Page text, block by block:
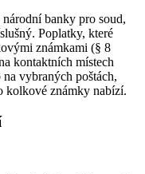
banky pro soud,
Poplatky, které
známkami (§ 8
kontaktních místech
vybraných poštách,
kolkové známky nabízí.